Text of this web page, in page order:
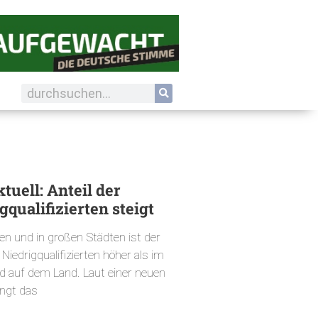
Anteil der
steigt
und in großen Städten ist der
höher als im
auf dem Land. Laut einer neuen
das